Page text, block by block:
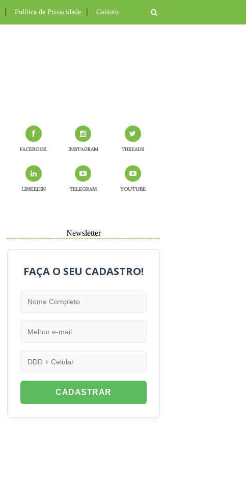
Política de Privacidade Contato
FACEBOOK INSTAGRAM THREADS
LINKEDIN TELEGRAM YOUTUBE
Newsletter
FAÇA O SEU CADASTRO!
CADASTRAR